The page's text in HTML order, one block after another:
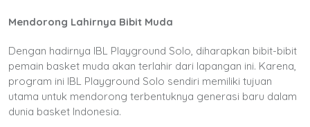
Mendorong Lahirnya Bibit Muda
Dengan hadirnya IBL Playground Solo, diharapkan bibit-bibit
pemain basket muda akan terlahir dari lapangan ini. Karena,
program ini IBL Playground Solo sendiri memiliki tujuan
utama untuk mendorong terbentuknya generasi baru dalam
dunia basket Indonesia.